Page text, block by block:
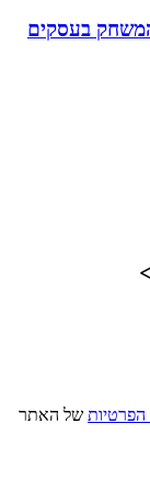
בעסקים
הפרטיות של האתר